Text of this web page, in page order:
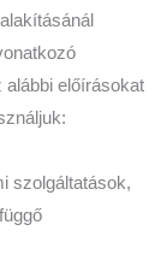
előírásokat
szolgáltatások,